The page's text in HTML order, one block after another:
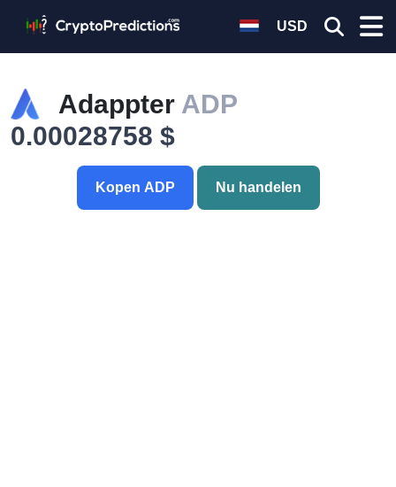
USD
Adappter ADP
0.00028758 $
Kopen ADP Nu handelen